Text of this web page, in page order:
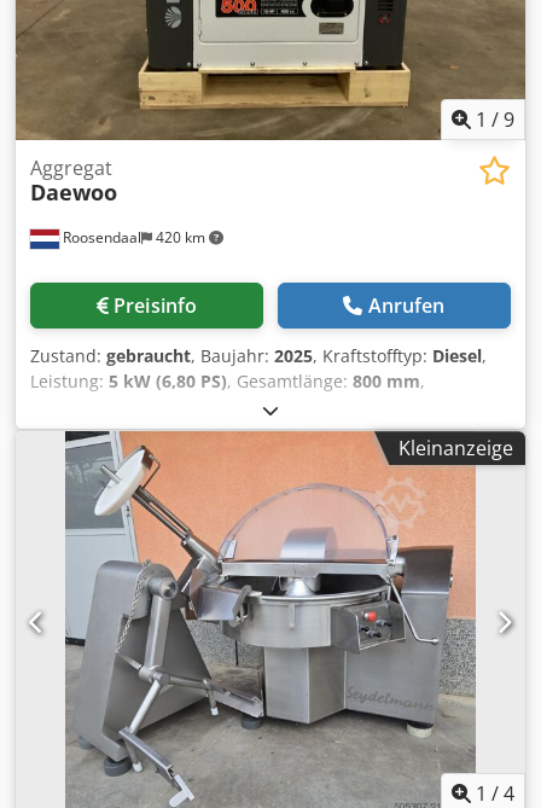
1 /9
Roosendaal 420 km
Aggregat
Daewoo
Preisinfo Anrufen
Zustand: gebraucht, Baujahr: 2025, Kraftstofftyp: Diesel,
Leistung: 5 kW (6,80 PS), Gesamtlänge: 800 mm,
, Gesamthöhe:
Generatorleistung: 8,1 kVA Csdpsyay Tiefx Ap Esha
Kleinanzeige
1 /4